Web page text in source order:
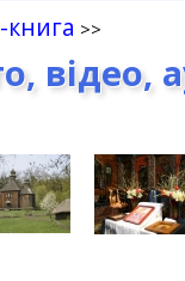
книга
відео,